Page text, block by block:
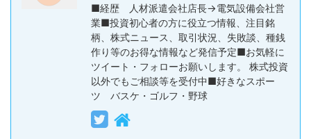
■経歴 人材派遣会社店長→電気設備会社営
業■投資初心者の方に役立つ情報、注目銘
柄、株式ニュース、取引状況、失敗談、種銭
作り等のお得な情報など発信予定■お気軽に
ツイート・フォローお願いします。 株式投資
以外でもご相談等を受付中■好きなスポー
ツ バスケ・ゴルフ・野球